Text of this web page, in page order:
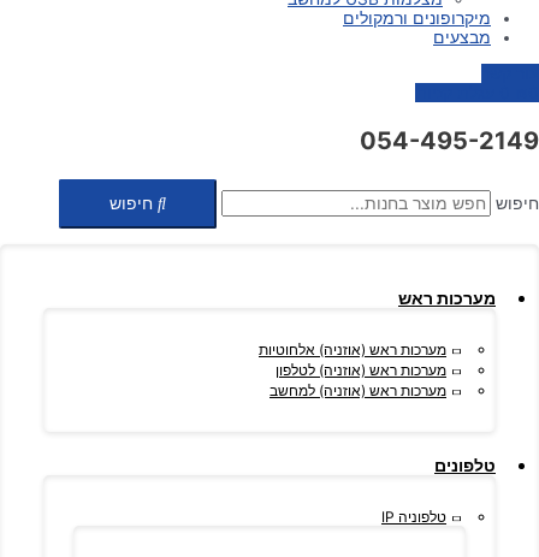
מיקרופונים ורמקולים
מבצעים
054-495-2149
חיפוש חיפוש
מערכות ראש
מערכות ראש (אוזניה) אלחוטיות
מערכות ראש (אוזניה) לטלפון
מערכות ראש (אוזניה) למחשב
טלפונים
טלפוניה IP